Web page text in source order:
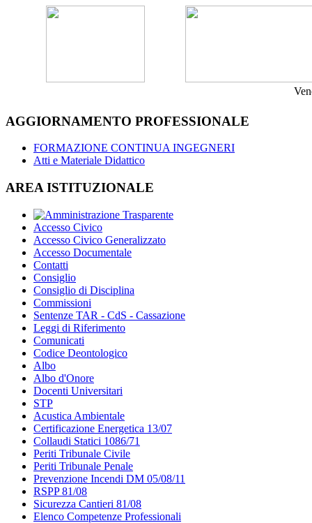
AGGIORNAMENTO PROFESSIONALE
FORMAZIONE CONTINUA INGEGNERI
Atti e Materiale Didattico
AREA ISTITUZIONALE
Accesso Civico
Accesso Civico Generalizzato
Accesso Documentale
Contatti
Consiglio
Consiglio di Disciplina
Commissioni
Sentenze TAR - CdS - Cassazione
Leggi di Riferimento
Comunicati
Codice Deontologico
Albo
Albo d'Onore
Docenti Universitari
STP
Acustica Ambientale
Certificazione Energetica 13/07
Collaudi Statici 1086/71
Periti Tribunale Civile
Periti Tribunale Penale
Prevenzione Incendi DM 05/08/11
RSPP 81/08
Sicurezza Cantieri 81/08
Elenco Competenze Professionali